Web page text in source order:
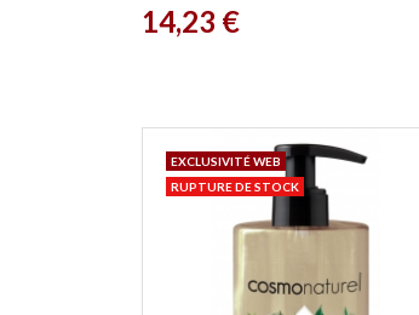
Prix
14,23 €
EXCLUSIVITÉ WEB
RUPTURE DE STOCK